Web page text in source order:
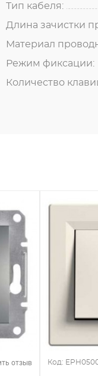
Тип кабеля:
Длина зачистки
Материал
Режим фиксации:
Количество
отзыв Код: